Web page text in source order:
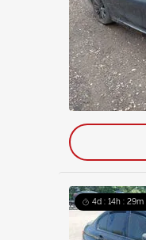
4d : 14h : 29m